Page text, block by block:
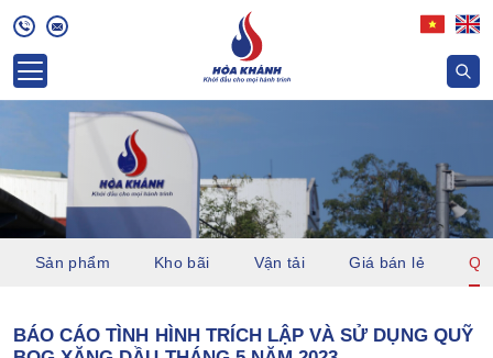
Sản phẩm Kho bãi Vận tải Giá bán lẻ
BÁO CÁO TÌNH HÌNH TRÍCH LẬP VÀ SỬ DỤNG QUỸ